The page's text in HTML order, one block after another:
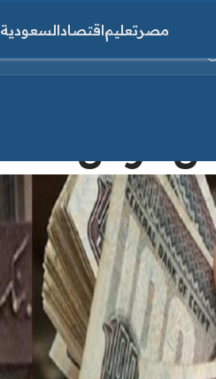
مصرتعليماقتصادالسعودية